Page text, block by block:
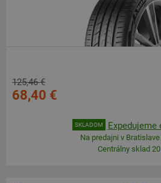
125,46 €
68,40 €
SKLADOM Expedujeme
Na predajni v
Centrálny sklad